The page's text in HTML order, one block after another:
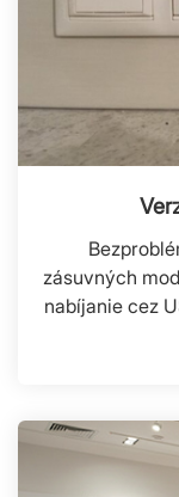
zásuvných
nabíjanie cez